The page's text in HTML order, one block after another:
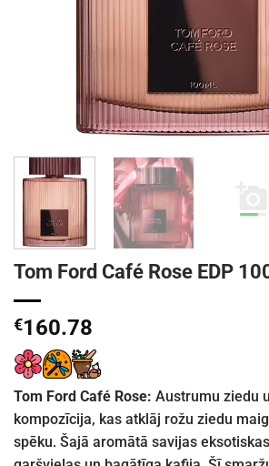
Tom Ford Café Rose EDP
€160.78
Tom Ford Café Rose: Austrumu ziedu
kompozīcija, kas atklāj rožu ziedu
spēku. Šajā aromātā savijas